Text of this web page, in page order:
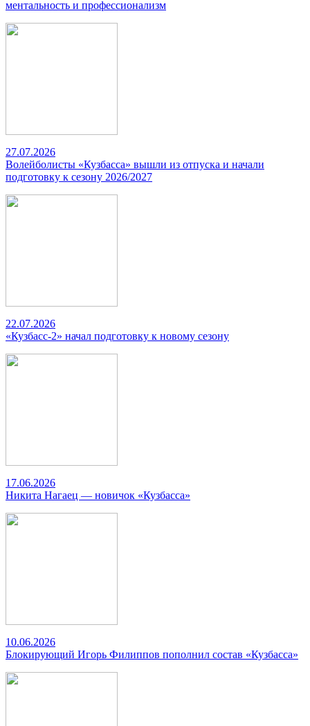
ментальность и профессионализм
27.07.2026
Волейболисты «Кузбасса» вышли из отпуска и начали
подготовку к сезону 2026/2027
22.07.2026
«Кузбасс-2» начал подготовку к новому сезону
17.06.2026
Никита Нагаец — новичок «Кузбасса»
10.06.2026
Блокирующий Игорь Филиппов пополнил состав «Кузбасса»